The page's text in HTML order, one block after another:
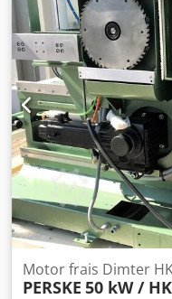
PPN dapat dikreditkan
tukar tambah dapat
produk industri Lukas
Motor frais Dimter
PERSKE 50 kW /